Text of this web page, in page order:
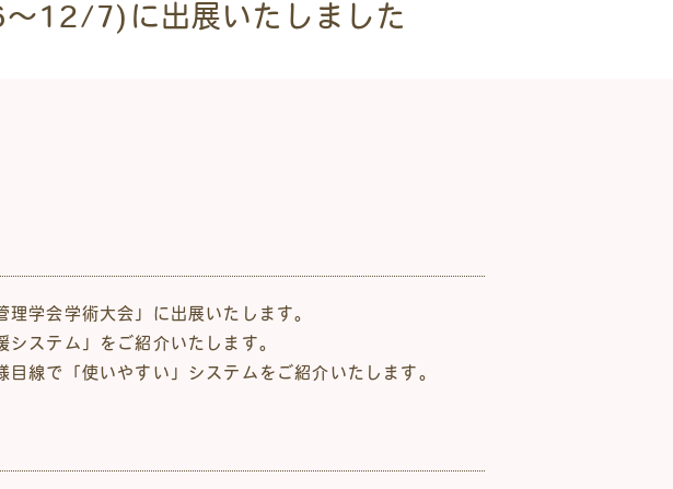
12/7)に出展いたしました
学会学術大会」に出展いたします。
ステム」をご紹介いたします。
線で「使いやすい」システムをご紹介いたします。